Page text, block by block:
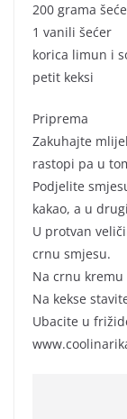
200 grama
1 vanili šećer
korica limun i
petit keksi
Priprema
Zakuhajte
rastopi pa u
Podjelite
kakao, a u
U protvan
crnu smjesu.
Na crnu
Na kekse
Ubacite u